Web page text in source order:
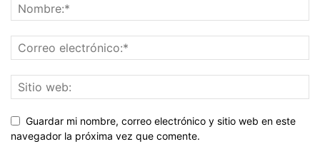
Guardar mi nombre, correo electrónico y sitio web en este
navegador la próxima vez que comente.